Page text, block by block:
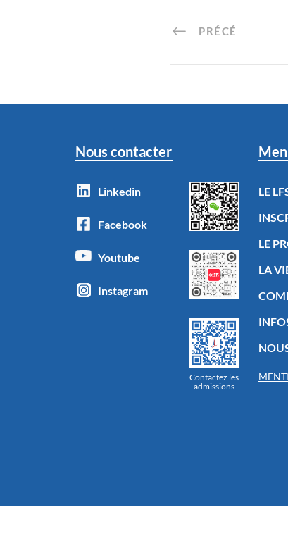
PRÉCÉ
Nous contacter
Linkedin
Facebook
Youtube
Instagram
Contactez les
admissions
LE
LE
LA